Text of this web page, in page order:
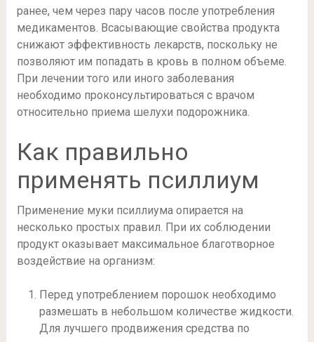
ранее, чем через пару часов после употребления
медикаментов. Всасывающие свойства продукта
снижают эффективность лекарств, поскольку не
позволяют им попадать в кровь в полном объеме.
При лечении того или иного заболевания
необходимо проконсультироваться с врачом
относительно приема шелухи подорожника.
Как правильно
применять псиллиум
Применение муки псиллиума опирается на
несколько простых правил. При их соблюдении
продукт оказывает максимальное благотворное
воздействие на организм:
Перед употреблением порошок необходимо
размешать в небольшом количестве жидкости.
Для лучшего продвижения средства по